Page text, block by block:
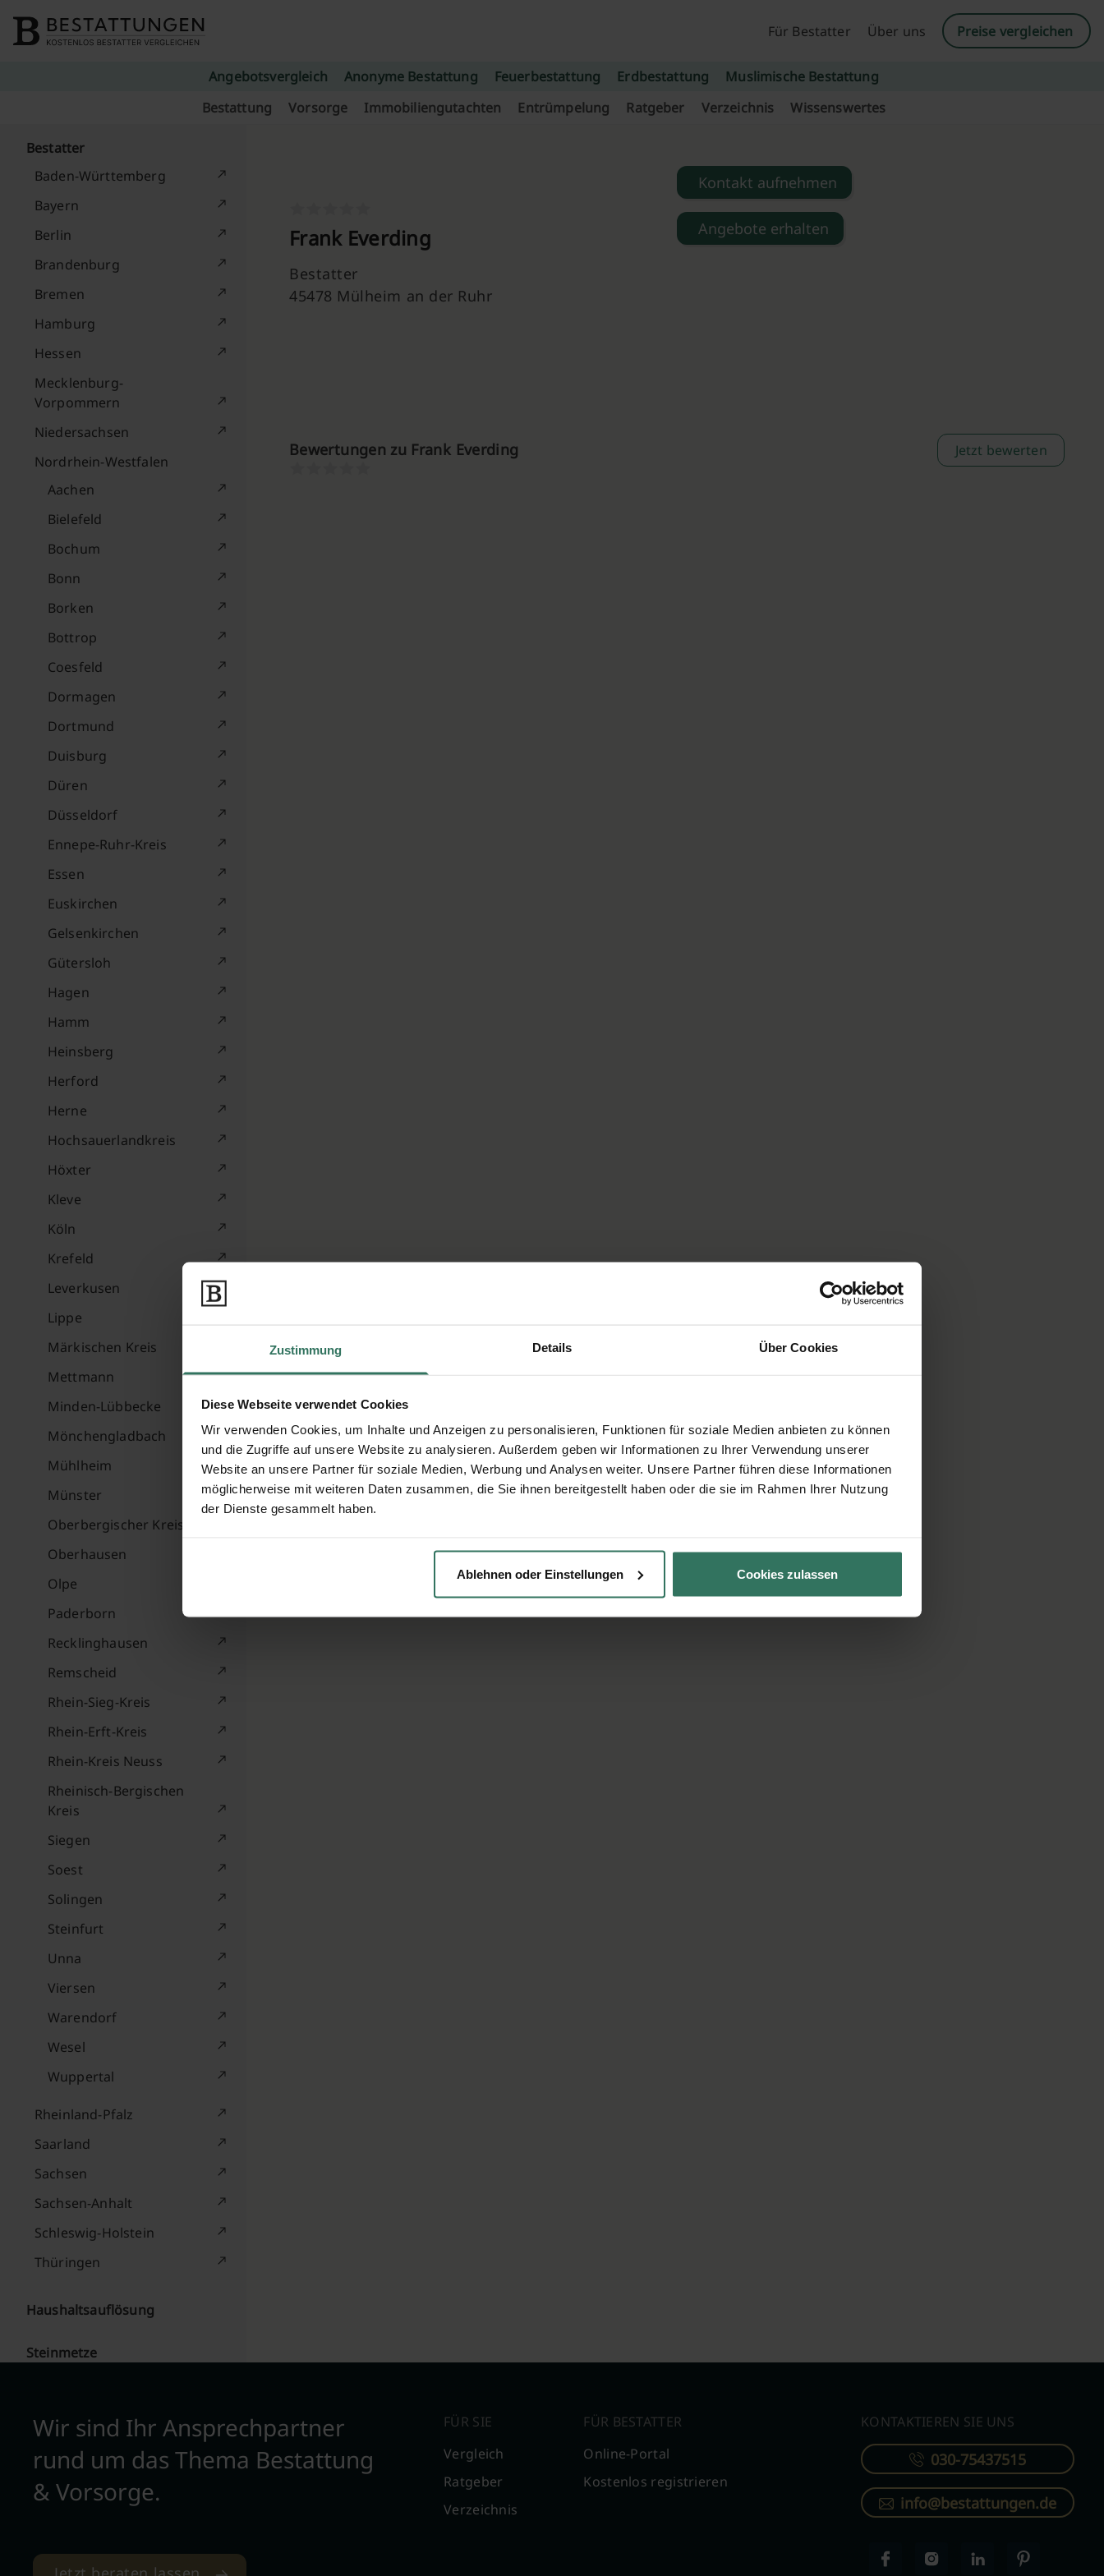
Zustimmung Details Über Cookies
Diese Webseite verwendet Cookies
Wir verwenden Cookies, um Inhalte und Anzeigen zu personalisieren, Funktionen für soziale Medien anbieten zu können
und die Zugriffe auf unsere Website zu analysieren. Außerdem geben wir Informationen zu Ihrer Verwendung unserer
Website an unsere Partner für soziale Medien, Werbung und Analysen weiter. Unsere Partner führen diese Informationen
möglicherweise mit weiteren Daten zusammen, die Sie ihnen bereitgestellt haben oder die sie im Rahmen Ihrer Nutzung
der Dienste gesammelt haben.
Ablehnen oder Einstellungen Cookies zulassen
Für Bestatter
Über uns Preise vergleichen
Angebotsvergleich Anonyme Bestattung Feuerbestattung Erdbestattung
Muslimische Bestattung
Bestattung
Vorsorge Immobiliengutachten Entrümpelung Ratgeber Verzeichnis Wissenswertes
Bestatter
Baden-Württemberg
Bayern
Berlin
Brandenburg
Bremen
Hamburg
Hessen
Mecklenburg-
Vorpommern
Niedersachsen
Nordrhein-Westfalen
Aachen
Bielefeld
Bochum
Bonn
Borken
Bottrop
Coesfeld
Dormagen
Dortmund
Duisburg
Düren
Düsseldorf
Ennepe-Ruhr-Kreis
Essen
Euskirchen
Gelsenkirchen
Gütersloh
Hagen
Hamm
Heinsberg
Herford
Herne
Hochsauerlandkreis
Höxter
Kleve
Köln
Krefeld
Leverkusen
Lippe
Märkischen Kreis
Mettmann
Minden-Lübbecke
Mönchengladbach
Mühlheim
Münster
Oberbergischer Kreis
Oberhausen
Olpe
Paderborn
Recklinghausen
Remscheid
Rhein-Sieg-Kreis
Rhein-Erft-Kreis
Rhein-Kreis Neuss
Rheinisch-Bergischen
Kreis
Siegen
Soest
Solingen
Steinfurt
Unna
Viersen
Warendorf
Wesel
Wuppertal
Rheinland-Pfalz
Saarland
Sachsen
Sachsen-Anhalt
Schleswig-Holstein
Thüringen
Haushaltsauflösung
Steinmetze
Frank Everding
Bestatter
45478 Mülheim an der Ruhr
Kontakt aufnehmen
Angebote erhalten
Bewertungen zu Frank Everding Jetzt bewerten
Wir sind Ihr Ansprechpartner
rund um das Thema Bestattung
& Vorsorge.
FÜR SIE
Vergleich
Ratgeber
Verzeichnis
FÜR BESTATTER
Online-Portal
Kostenlos registrieren
KONTAKTIEREN SIE UNS
030-75437515
info@bestattungen.de